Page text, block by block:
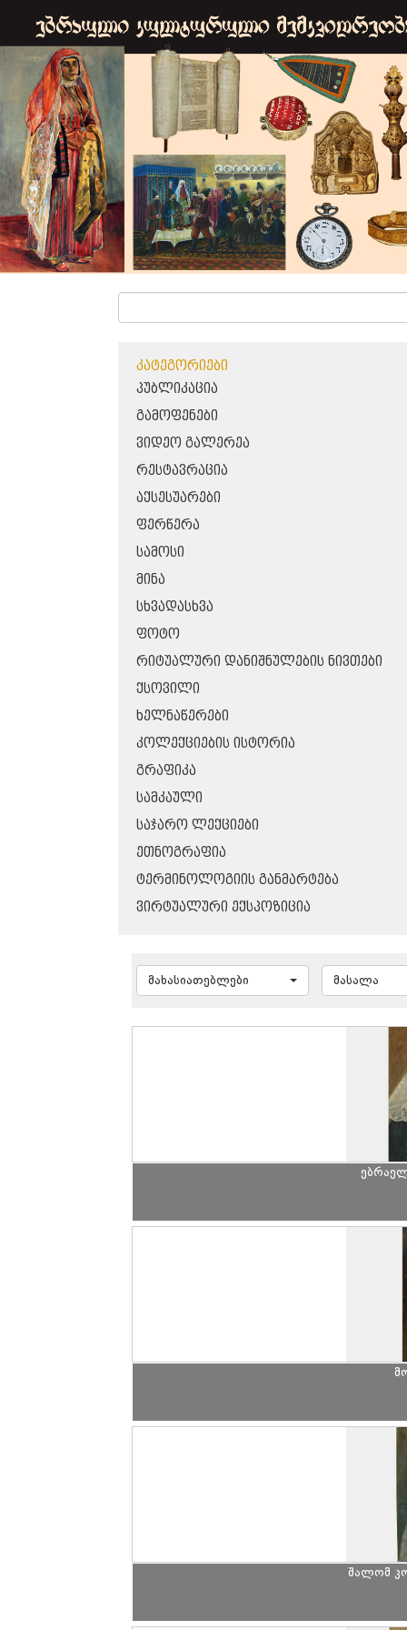
ᲙᲐᲢᲔᲒᲝᲠᲘᲔᲑᲘ
ᲞᲣᲑᲚᲘᲙᲐᲪᲘᲐ
ᲒᲐᲛᲝᲤᲔᲜᲔᲑᲘ
ᲕᲘᲓᲔᲝ ᲒᲐᲚᲔᲠᲔᲐ
ᲠᲔᲡᲢᲐᲕᲠᲐᲪᲘᲐ
ᲐᲥᲡᲔᲡᲣᲐᲠᲔᲑᲘ
ᲤᲔᲠᲬᲔᲠᲐ
ᲡᲐᲛᲝᲡᲘ
ᲛᲘᲜᲐ
ᲡᲮᲕᲐᲓᲐᲡᲮᲕᲐ
ᲤᲝᲢᲝ
ᲠᲘᲢᲣᲐᲚᲣᲠᲘ ᲓᲐᲜᲘᲨᲜᲣᲚᲔᲑᲘᲡ ᲜᲘᲕᲗᲔᲑᲘ
ᲥᲡᲝᲕᲘᲚᲘ
ᲮᲔᲚᲜᲐᲬᲔᲠᲔᲑᲘ
ᲙᲝᲚᲔᲥᲪᲘᲔᲑᲘᲡ ᲘᲡᲢᲝᲠᲘᲐ
ᲒᲠᲐᲤᲘᲙᲐ
ᲡᲐᲛᲙᲐᲣᲚᲘ
ᲡᲐᲯᲐᲠᲝ ᲚᲔᲥᲪᲘᲔᲑᲘ
ᲔᲗᲜᲝᲒᲠᲐᲤᲘᲐ
ᲢᲔᲠᲛᲘᲜᲝᲚᲝᲒᲘᲘᲡ ᲒᲐᲜᲛᲐᲠᲢᲔᲑᲐ
ᲕᲘᲠᲢᲣᲐᲚᲣᲠᲘ ᲔᲥᲡᲞᲝᲖᲘᲪᲘᲐ
მახასიათებლები მასალა
შალომ